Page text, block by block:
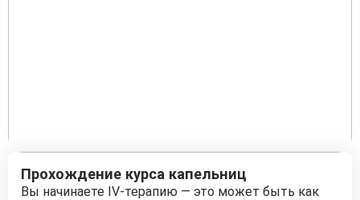
Прохождение курса капельниц
Вы начинаете IV-терапию — это может быть как